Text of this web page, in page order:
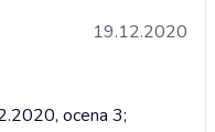
19.12.2020
ocena 3;